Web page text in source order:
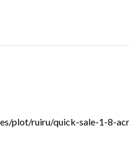
plot/ruiru/quick-sale-1-8-